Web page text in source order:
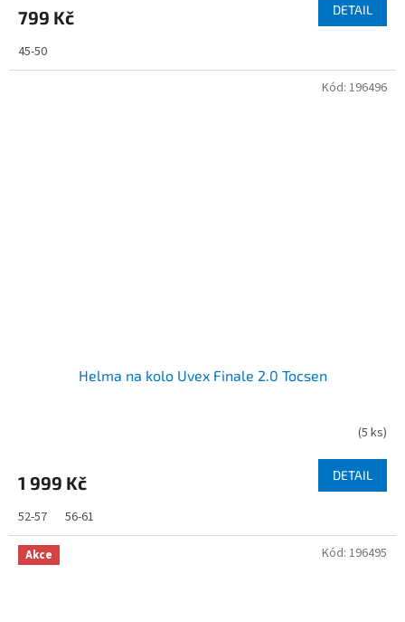
799 Kč DETAIL
45-50
Helma na kolo Uvex Finale 2.0 Tocsen
je
z
5
hvězdiček.
(5 ks)
1 999 Kč DETAIL
52-57 56-61
Kód: 196496
Akce Kód: 196495